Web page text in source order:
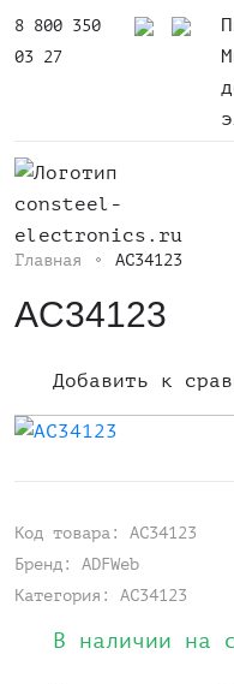
8 800 350
03 27
Главная AC34123
AC34123
Добавить к
Код товара: AC34123
Бренд: ADFWeb
Категория: AC34123
В наличии на